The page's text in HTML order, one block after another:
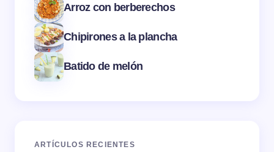
Arroz con berberechos
Chipirones a la plancha
Batido de melón
ARTÍCULOS RECIENTES